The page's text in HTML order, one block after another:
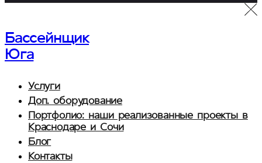
Бассейнщик
Юга
Услуги
Доп. оборудование
Портфолио: наши реализованные проекты в
Краснодаре и Сочи
Блог
Контакты